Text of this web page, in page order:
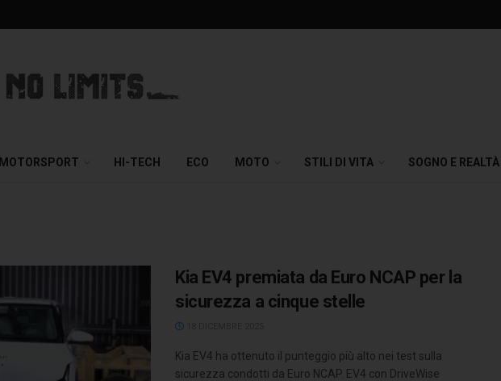
MOTORSPORT HI-TECH ECO MOTO STILI DI VITA SOGNO E REALTÀ
Kia EV4 premiata da Euro NCAP per la
sicurezza a cinque stelle
Kia EV4 ha ottenuto il punteggio più alto nei test sulla
sicurezza condotti da Euro NCAP. EV4 con DriveWise